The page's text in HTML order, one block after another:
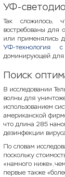
УФ-
Так сложилось,
востребованы для
или применялись
УФ-технология
доминирующей для
Поиск
В исследовании
волны для
использованием
американской
что длина 285
дезинфекции
По словам
поскольку
«намного ниже»,
первые также